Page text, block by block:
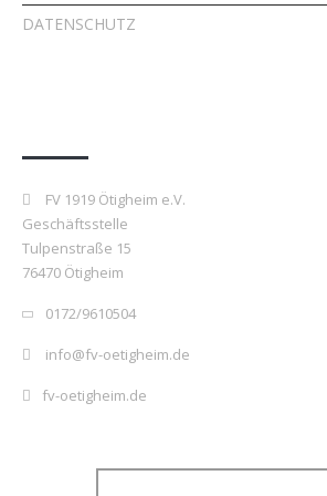
DATENSCHUTZ
FV 1919 Ötigheim e.V.
Geschäftsstelle
Tulpenstraße 15
76470 Ötigheim
0172/9610504
info@fv-oetigheim.de
fv-oetigheim.de